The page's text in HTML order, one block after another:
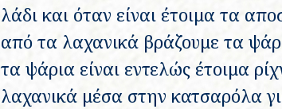
λάδι και όταν είναι έτοιμα τα
από τα λαχανικά βράζουμε τα
τα ψάρια είναι εντελώς έτοιμα
λαχανικά μέσα στην κατσαρόλα